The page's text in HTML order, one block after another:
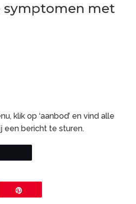
symptomen met
klik op ‘aanbod’ en vind alle
een bericht te sturen.